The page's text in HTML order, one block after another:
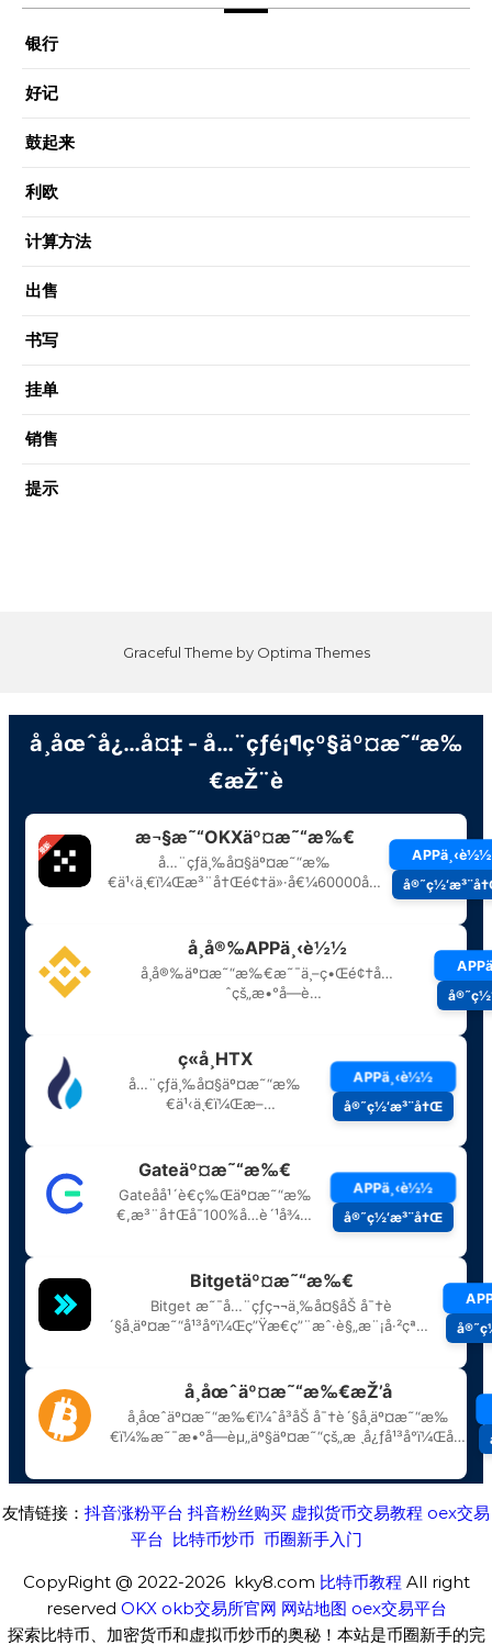
银行
好记
鼓起来
利欧
计算方法
出售
书写
挂单
销售
提示
Graceful Theme by Optima Themes
友情链接： 抖音涨粉平台 抖音粉丝购买 虚拟货币交易教程 oex交易
平台 比特币炒币 币圈新手入门
CopyRight @ 2022-2026 kky8.com 比特币教程 All right
reserved OKX okb交易所官网 网站地图 oex交易平台
探索比特币、加密货币和虚拟币炒币的奥秘！本站是币圈新手的完